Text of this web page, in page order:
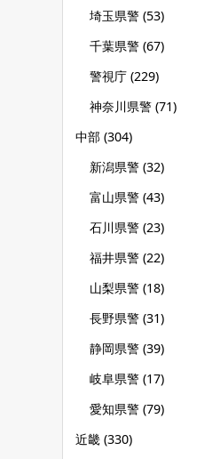
埼玉県警 (53)
千葉県警 (67)
警視庁 (229)
神奈川県警 (71)
中部 (304)
新潟県警 (32)
富山県警 (43)
石川県警 (23)
福井県警 (22)
山梨県警 (18)
長野県警 (31)
静岡県警 (39)
岐阜県警 (17)
愛知県警 (79)
近畿 (330)